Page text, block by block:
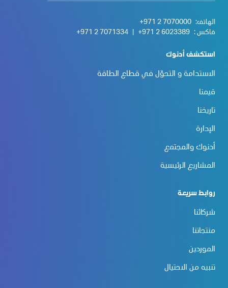
الهاتف: +971 2 7070000
فاكس : +971 2 6023389
+971 2 7071334
استكشف أدنوك
الاستدامة و التحوّل في قطاع الطاقة
قيمنا
تاريخنا
الإدارة
أدنوك والمجتمع
المشاريع الرئيسية
روابط سريعة
شركائنا
منتجاتنا
الموردين
تنبيه من الاحتيال